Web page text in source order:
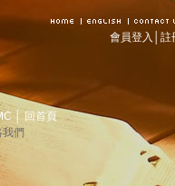
註
會員登入
│ 回首頁
們